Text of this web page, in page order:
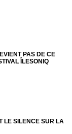
PAS DE CE
ÎLESONIQ
LE SILENCE SUR LA